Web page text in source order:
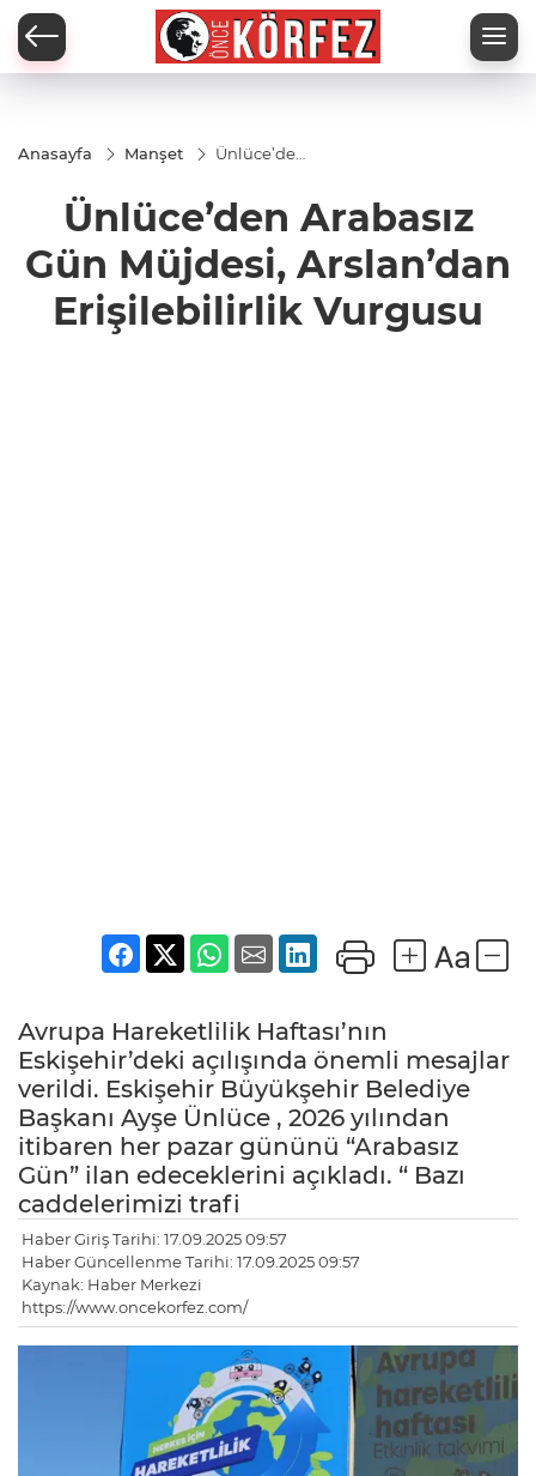
Anasayfa Manşet
Ünlüce’den
Müjdesi,
Arslan’dan
Erişilebilirlik
Vurgusu
Ünlüce’den Arabasız
Gün Müjdesi, Arslan’dan
Erişilebilirlik Vurgusu
Avrupa Hareketlilik Haftası’nın
Eskişehir’deki açılışında önemli mesajlar
verildi. Eskişehir Büyükşehir Belediye
Başkanı Ayşe Ünlüce , 2026 yılından
itibaren her pazar gününü “Arabasız
Gün” ilan edeceklerini açıkladı. “ Bazı
caddelerimizi trafi
Haber Giriş Tarihi: 17.09.2025 09:57
Haber Güncellenme Tarihi: 17.09.2025 09:57
Kaynak: Haber Merkezi
https://www.oncekorfez.com/